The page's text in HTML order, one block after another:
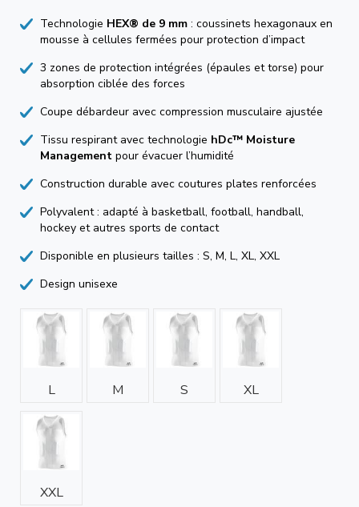
Technologie HEX® de 9 mm : coussinets hexagonaux en
mousse à cellules fermées pour protection d’impact
3 zones de protection intégrées (épaules et torse) pour
absorption ciblée des forces
Coupe débardeur avec compression musculaire ajustée
Tissu respirant avec technologie hDc™ Moisture
Management pour évacuer l’humidité
Construction durable avec coutures plates renforcées
Polyvalent : adapté à basketball, football, handball,
hockey et autres sports de contact
Disponible en plusieurs tailles : S, M, L, XL, XXL
Design unisexe
L M S XL
XXL